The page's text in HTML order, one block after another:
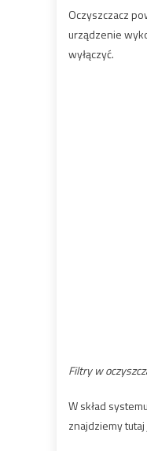
Oczyszczacz
urządzenie
wyłączyć.
Filtry w
W skład
znajdziemy